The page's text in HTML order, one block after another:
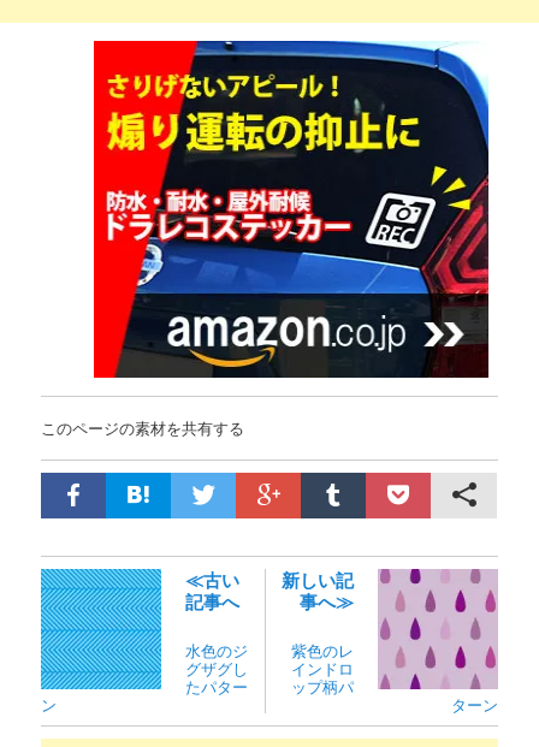
このページの素材を共有する
≪古い
記事へ
水色のジ
グザグし
たパター
ン
新しい記
事へ≫
紫色のレ
インドロ
ップ柄パ
ターン